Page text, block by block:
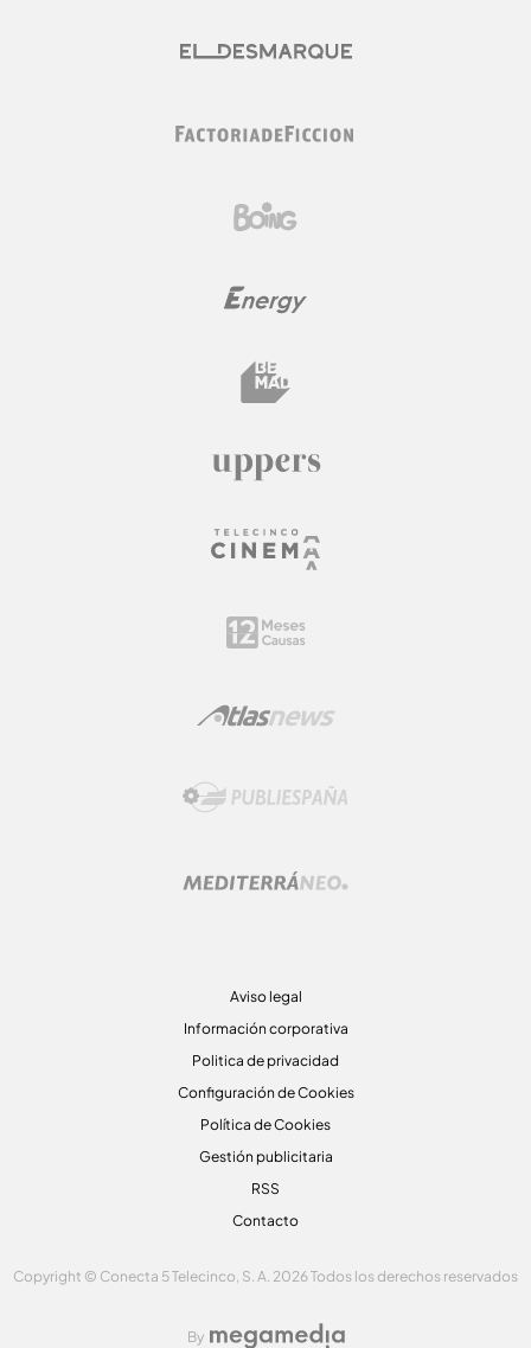
Aviso legal
Información corporativa
Politica de privacidad
Configuración de Cookies
Política de Cookies
Gestión publicitaria
RSS
Contacto
Copyright © Conecta 5 Telecinco, S. A. 2026 Todos los derechos reservados
By